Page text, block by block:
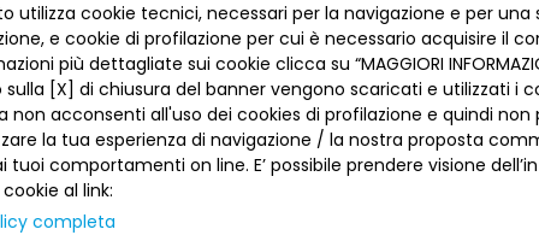
Dove siamo
Lavora con noi
Reclami
Numeri utili
INFORMAZIONI PER IL CLIENTE
Privacy
La tua scelta sui cookies
Informativa al pubblico
Sepa
Sicurezza
ACCESSIBILITÀ E APP
SEGUICI SUI SOCIAL
utilizza cookie tecnici, necessari per la navigazione e per una
e cookie di profilazione per cui è necessario acquisire il
più dettagliate sui cookie clicca su “MAGGIORI
[X] di chiusura del banner vengono scaricati e utilizzati i
non acconsenti all'uso dei cookies di profilazione e quindi non
la tua esperienza di navigazione / la nostra proposta
tuoi comportamenti on line. E’ possibile prendere visione
al link:
completa